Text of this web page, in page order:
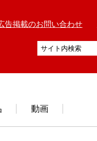
告掲載のお問い合わせ
動画